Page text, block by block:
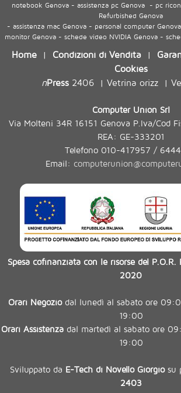
notebook Genova - assistenza pc Genova - pc
Refurbished Genova
- assistenza mac Genova - personal computer
monitor Genova - schede video NVIDIA Genova -
Home | Condizioni di Vendita |
Cookies
nPress2406| Vetrina orizz|
Computer Union Srl
Via Molteni 34R 16151 Genova P.Iva/Cod
REA: GE-333201
Telefono 010-417957 /
Email:
Spesa cofinanziata con le risorse del P.O.R.
2020
Orari Negoziodal lunedì al sabato ore
19:00
Orari Assistenzadal martedì al sabato ore
19:00
Sviluppato da E-Tech di Novello Giorgiosu
2403